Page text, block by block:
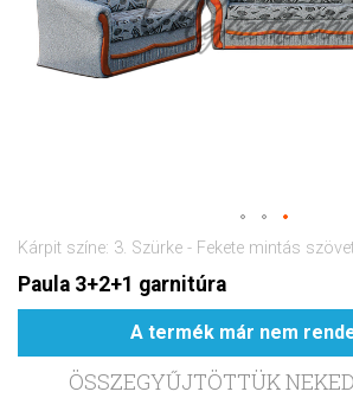
Kárpit színe: 3. Szürke - Fekete mintás
Paula 3+2+1 garnitúra
A termék már nem
ÖSSZEGYŰJTÖTTÜK